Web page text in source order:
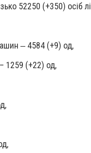
52250 (+350) осіб
‒ 4584 (+9) од,
1259 (+22) од,